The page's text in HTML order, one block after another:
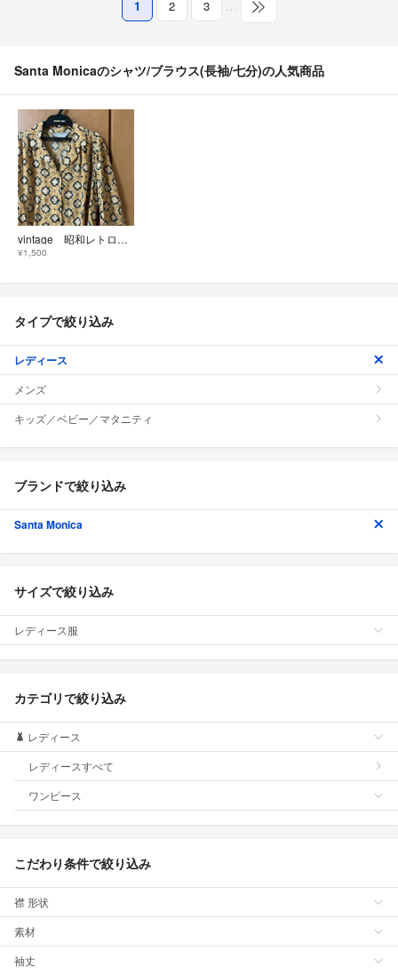
1 2 3 …
Santa Monicaのシャツ/ブラウス(長袖/七分)の人気商品
vintage 昭和レトロ 幾何学模様のレトロブラウス 古着
¥1,500
タイプで絞り込み
レディース
メンズ
キッズ／ベビー／マタニティ
ブランドで絞り込み
Santa Monica
サイズで絞り込み
レディース服
カテゴリで絞り込み
レディース
レディースすべて
ワンピース
こだわり条件で絞り込み
襟 形状
素材
袖丈